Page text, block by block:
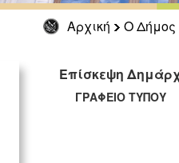
Αρχική Ο Δήμος
Επίσκεψη
ΓΡΑΦΕΙΟ ΤΥΠΟΥ